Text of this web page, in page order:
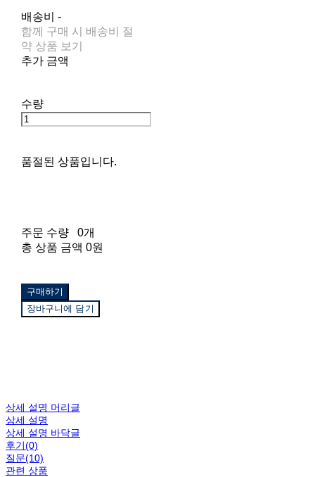
배송비 -
함께 구매 시 배송비 절
약 상품 보기
추가 금액
수량
품절된 상품입니다.
주문 수량
0개
총 상품 금액 0원
구매하기
장바구니에 담기
상세 설명 머리글
상세 설명
상세 설명 바닥글
후기(0)
질문(10)
관련 상품